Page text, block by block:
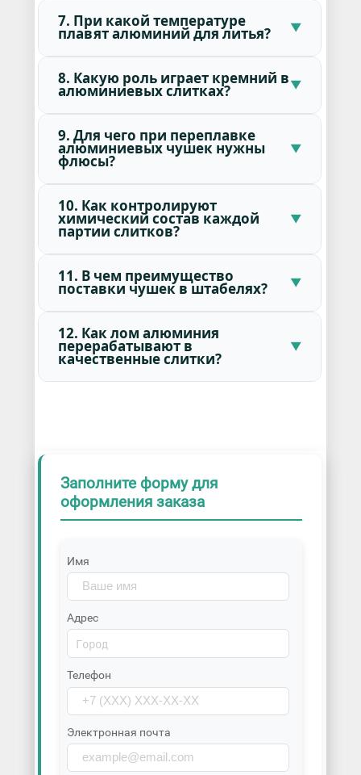
7. При какой температуре
плавят алюминий для литья?
8. Какую роль играет кремний в
алюминиевых слитках?
9. Для чего при переплавке
алюминиевых чушек нужны
флюсы?
10. Как контролируют
химический состав каждой
партии слитков?
11. В чем преимущество
поставки чушек в штабелях?
12. Как лом алюминия
перерабатывают в
качественные слитки?
Заполните форму для
оформления заказа
Имя
Адрес
Телефон
Электронная почта